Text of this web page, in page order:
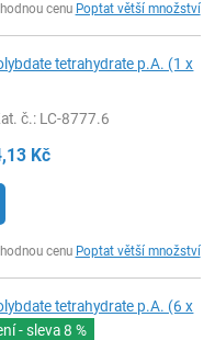
cenu Poptat větší množství
tetrahydrate p.A. (1 x
č.: LC-8777.6
Kč
cenu Poptat větší množství
tetrahydrate p.A. (6 x
- sleva8 %